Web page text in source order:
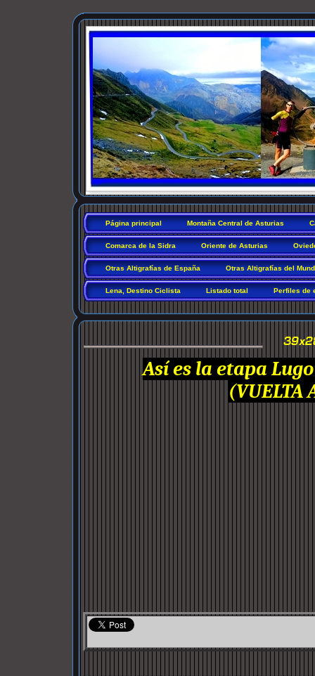
Página principal Montaña Central de Asturias
Comarca de la Sidra Oriente de Asturias
Otras Altigrafías de España Otras Altigrafías del
Lena, Destino Ciclista Listado total Perfiles de
Así es la etapa
(VUELTA